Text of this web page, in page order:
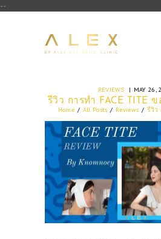
--
REVIEWS MAY 26,
รีวิว การทำ FACE TITE
Home All Posts Reviews รีวิว